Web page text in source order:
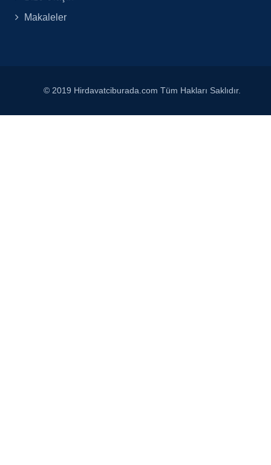
Makaleler
© 2019 Hirdavatciburada.com Tüm Hakları Saklıdır.